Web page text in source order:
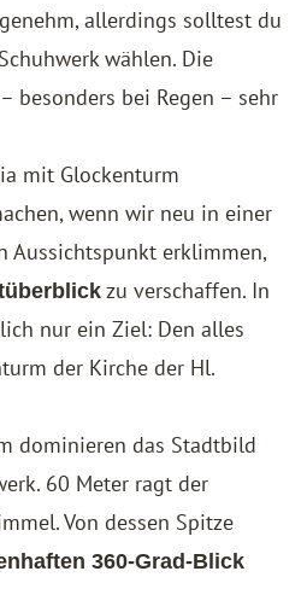
allerdings solltest du
wählen. Die
besonders bei Regen – sehr
mit Glockenturm
wenn wir neu in einer
Aussichtspunkt erklimmen,
zu verschaffen. In
nur ein Ziel: Den alles
der Kirche der Hl.
dominieren das Stadtbild
60 Meter ragt der
Von dessen Spitze
360-Grad-Blick